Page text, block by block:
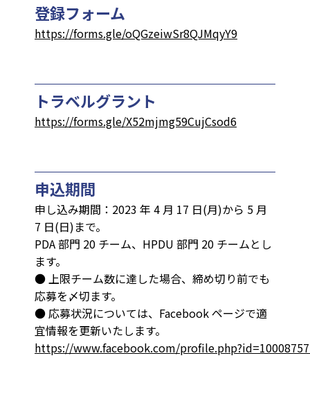
登録フォーム
https://forms.gle/oQGzeiwSr8QJMqyY9
トラベルグラント
https://forms.gle/X52mjmg59CujCsod6
申込期間
申し込み期間：2023 年 4 月 17 日(月)から 5 月
7 日(日)まで。
PDA 部門 20 チーム、HPDU 部門 20 チームとし
ます。
● 上限チーム数に達した場合、締め切り前でも
応募を〆切ます。
● 応募状況については、Facebook ページで適
宜情報を更新いたします。
https://www.facebook.com/